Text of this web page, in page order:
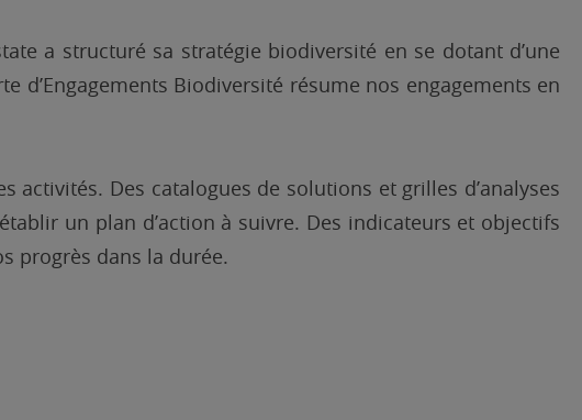
a structuré sa stratégie biodiversité en se dotant d’une
d’Engagements Biodiversité résume nos engagements en
activités. Des catalogues de solutions et grilles d’analyses
un plan d’action à suivre. Des indicateurs et objectifs
progrès dans la durée.